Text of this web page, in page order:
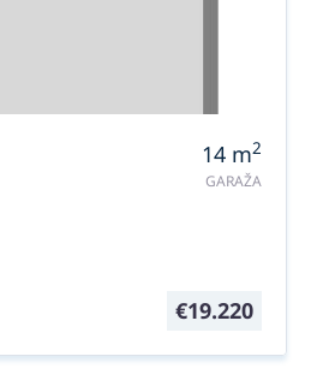
14 m2
GARAŽA
€19.220